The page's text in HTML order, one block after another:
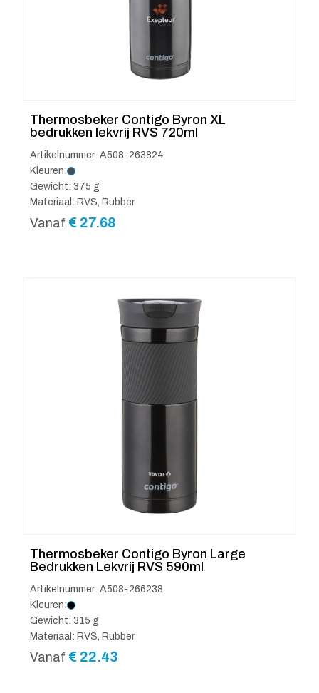
Thermosbeker Contigo Byron XL
bedrukken lekvrij RVS 720ml
Artikelnummer: A508-263824
Kleuren:
Gewicht: 375 g
Materiaal: RVS, Rubber
Vanaf € 27.68
Thermosbeker Contigo Byron Large
Bedrukken Lekvrij RVS 590ml
Artikelnummer: A508-266238
Kleuren:
Gewicht: 315 g
Materiaal: RVS, Rubber
Vanaf € 22.43